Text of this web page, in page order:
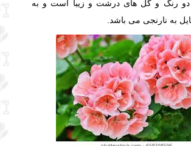
دو رنگ و گل های درشت و زیبا است و به
به نارنجی می باشد.